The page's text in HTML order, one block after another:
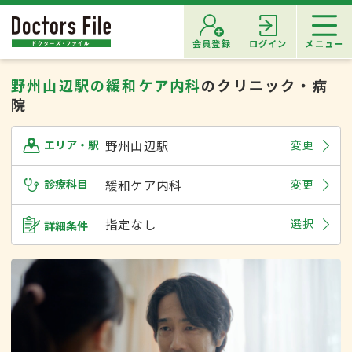
会員登録 ログイン メニュー
野州山辺駅の緩和ケア内科のクリニック・病
院
エリア・駅 野州山辺駅 変更
診療科目 緩和ケア内科 変更
詳細条件 指定なし 選択